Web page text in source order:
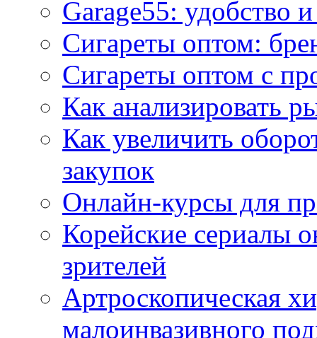
Garage55: удобство
Сигареты оптом:
Сигареты оптом с
Как анализировать
Как увеличить
закупок
Онлайн-курсы для
Корейские сериалы
зрителей
Артроскопическая
малоинвазивного